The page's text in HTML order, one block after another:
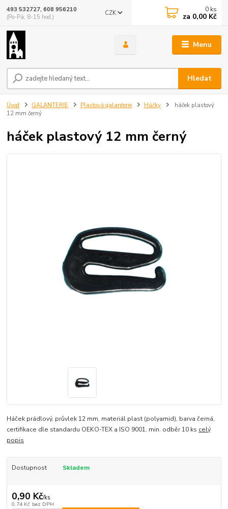
Menu
CZK
Hledat
493 532727, 608 956210
(Po-Pá, 8-15 hod.)
0 ks
za 0,00 Kč
Úvod GALANTERIE Plastová galanterie Háčky
háček plastový
12 mm černý
háček plastový 12 mm černý
Háček prádlový, průvlek 12 mm, materiál plast (polyamid), barva černá,
certifikace dle standardu OEKO-TEX a ISO 9001, min. odběr 10 ks celý
popis
Dostupnost Skladem
0,90 Kč/ks
0,74 Kč bez DPH